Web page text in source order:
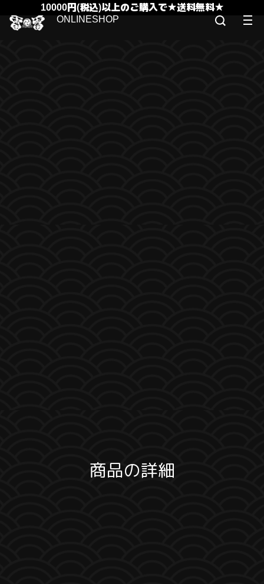
10000円(税込)以上のご購入で★送料無料★
商品の詳細
ONLINESHOP